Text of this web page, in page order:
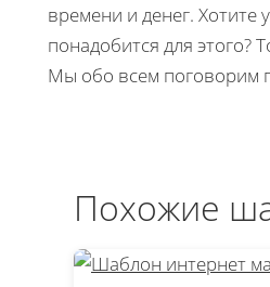
времени и денег. Хотите
понадобится для этого?
Мы обо всем поговорим
Похожие